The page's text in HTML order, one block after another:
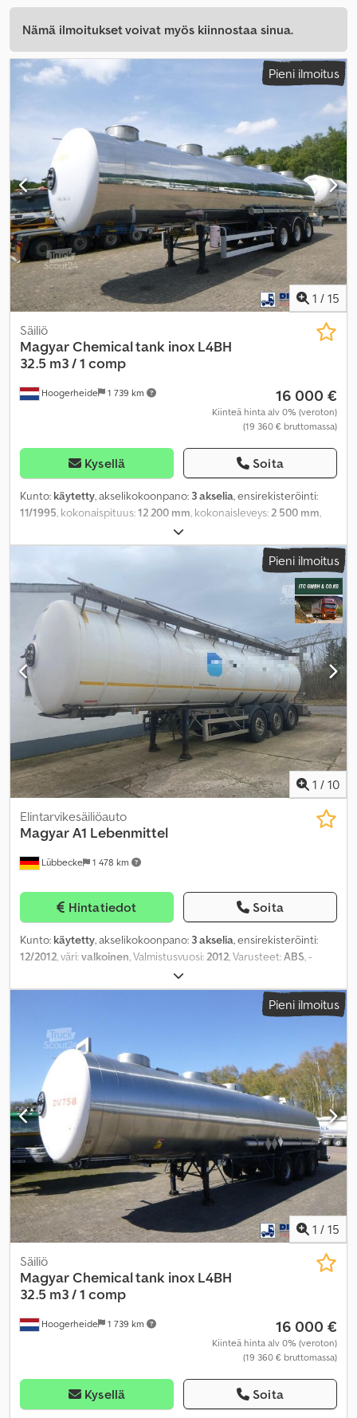
Nämä ilmoitukset voivat myös kiinnostaa sinua.
Pieni ilmoitus
1 / 15
Hoogerheide 1 739 km
Säiliö
MagyarChemical tank inox L4BH
32.5 m3 / 1 comp
16 000 €
Kiinteä hinta alv 0% (veroton)
(19 360 € bruttomassa)
Kysellä Soita
Kunto: käytetty, akselikokoonpano: 3 akselia, ensirekisteröinti:
11/1995 , kokonaispituus:12 200 mm , kokonaisleveys: 2 500 mm
, jousitus:
R22..5, väri:muu, Valmistusvuosi:1995, Varusteet:ABS,
Pieni ilmoitus
1 / 10
Lübbecke 1 478 km
Elintarvikesäiliöauto
MagyarA1 Lebenmittel
Hintatiedot Soita
Kunto: käytetty, akselikokoonpano: 3 akselia, ensirekisteröinti:
12/2012, väri:valkoinen, Valmistusvuosi:2012, Varusteet:ABS, -
Keskusvoitelu Dodpfxsxt T A Ae Afnjkr
Pieni ilmoitus
1 / 15
Hoogerheide 1 739 km
Säiliö
MagyarChemical tank inox L4BH
32.5 m3 / 1 comp
16 000 €
Kiinteä hinta alv 0% (veroton)
(19 360 € bruttomassa)
Kysellä Soita